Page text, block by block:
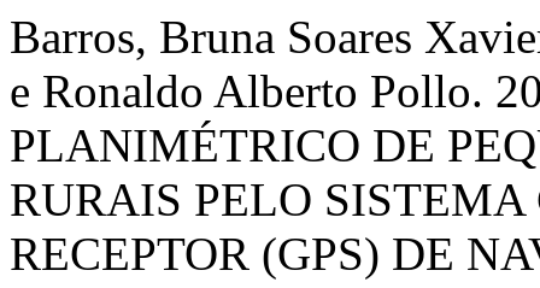
Barros, Bruna Soares
e Ronaldo Alberto Pollo.
PLANIMÉTRICO DE
RURAIS PELO
RECEPTOR (GPS) DE